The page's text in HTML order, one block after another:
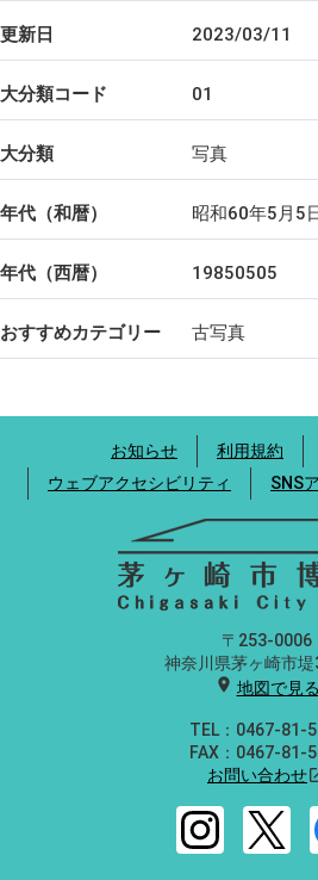
更新日 2023/03/11
大分類コード 01
大分類 写真
年代（和暦） 昭和60年5月5
年代（西暦） 19850505
おすすめカテゴリー 古写真
お知らせ 利用規約
ウェブアクセシビリティ
SNS
〒253-0006
神奈川県茅ヶ崎市堤
location_on 地図で見る
TEL：0467-81-
FAX：0467-81-
お問い合わせ